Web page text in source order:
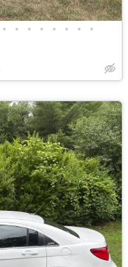
• • • • • • • •